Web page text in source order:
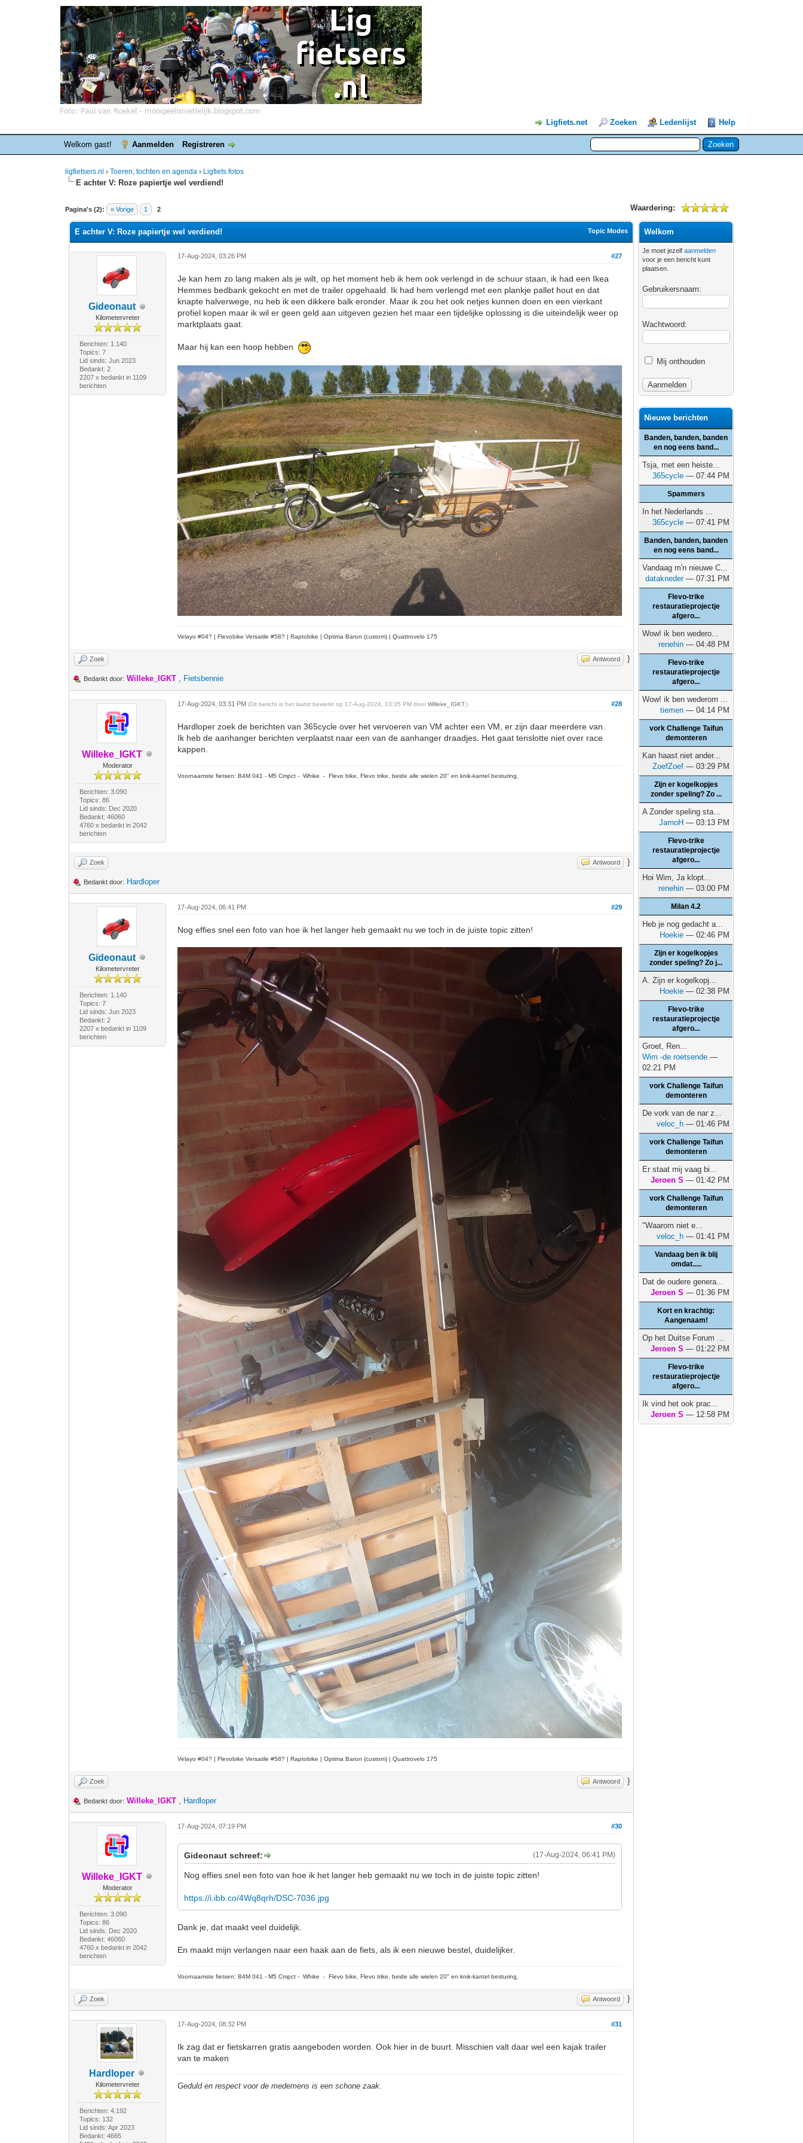
Ligfiets.net Zoeken Ledenlijst Help
Welkom gast! Aanmelden Registreren
ligfietsers.nl ›Toeren, tochten en agenda › Ligfiets fotos
E achter V: Roze papiertje wel verdiend!
Pagina's (2): « Vorige 1 2 Waardering:
1 stemmen - gemiddelde waardering is 5
1
2
3
4
5
Topic Modes
E achter V: Roze papiertje wel verdiend!
Gideonaut
Kilometervreter
Berichten: 1.140
Topics: 7
Lid sinds: Jun 2023
Bedankt: 2
2207 x bedankt in 1109
berichten
#27
17-Aug-2024, 03:26 PM
Je kan hem zo lang maken als je wilt, op het moment heb ik hem ook verlengd in de schuur staan, ik had een Ikea
Hemmes bedbank gekocht en met de trailer opgehaald. Ik had hem verlengd met een plankje pallet hout en dat
knapte halverwege, nu heb ik een dikkere balk eronder. Maar ik zou het ook netjes kunnen doen en een vierkant
profiel kopen maar ik wil er geen geld aan uitgeven gezien het maar een tijdelijke oplossing is die uiteindelijk weer op
marktplaats gaat.
Maar hij kan een hoop hebben
Velayo #04? | Flevobike Versatile #58? | Raptobike | Optima Baron (custom) | Quattrovelo 175
Zoek Antwoord }
Bedankt door: Willeke_IGKT Fietsbennie
Willeke_IGKT
Moderator
Berichten: 3.090
Topics: 86
Lid sinds: Dec 2020
Bedankt: 46060
4760 x bedankt in 2042
berichten
#28
17-Aug-2024, 03:31 PM(Dit bericht is het laatst bewerkt op 17-Aug-2024, 03:35 PM doorWilleke_IGKT.)
Hardloper zoek de berichten van 365cycle over het vervoeren van VM achter een VM, er zijn daar meerdere van.
Ik heb de aanhanger berichten verplaatst naar een van de aanhanger draadjes. Het gaat tenslotte niet over race
kappen.
Voornaamste fietsen: B4M 041 - M5 Cmpct - Whike - Flevo bike, Flevo trike, beide alle wielen 20" en knik-kantel besturing,
Zoek Antwoord }
Bedankt door: Hardloper
Gideonaut
Kilometervreter
Berichten: 1.140
Topics: 7
Lid sinds: Jun 2023
Bedankt: 2
2207 x bedankt in 1109
berichten
#29
17-Aug-2024, 06:41 PM
Nog effies snel een foto van hoe ik het langer heb gemaakt nu we toch in de juiste topic zitten!
Velayo #04? | Flevobike Versatile #58? | Raptobike | Optima Baron (custom) | Quattrovelo 175
Zoek Antwoord }
Bedankt door: Willeke_IGKT Hardloper
Willeke_IGKT
Moderator
Berichten: 3.090
Topics: 86
Lid sinds: Dec 2020
Bedankt: 46060
4760 x bedankt in 2042
berichten
#30
17-Aug-2024, 07:19 PM
(17-Aug-2024, 06:41 PM)
Gideonaut schreef:
Nog effies snel een foto van hoe ik het langer heb gemaakt nu we toch in de juiste topic zitten!
https://i.ibb.co/4Wq8qrh/DSC-7036.jpg
Dank je, dat maakt veel duidelijk.
En maakt mijn verlangen naar een haak aan de fiets, als ik een nieuwe bestel, duidelijker.
Voornaamste fietsen: B4M 041 - M5 Cmpct - Whike - Flevo bike, Flevo trike, beide alle wielen 20" en knik-kantel besturing,
Zoek Antwoord }
Hardloper
Kilometervreter
Berichten: 4.192
Topics: 132
Lid sinds: Apr 2023
Bedankt: 4665
#31
17-Aug-2024, 08:32 PM
Ik zag dat er fietskarren gratis aangeboden worden. Ook hier in de buurt. Misschien valt daar wel een kajak trailer
van te maken
Geduld en respect voor de medemens is een schone zaak.
Welkom
Je moet jezelfaanmelden
voor je een bericht kunt
plaatsen.
Gebruikersnaam:
Wachtwoord:
Mij onthouden
Nieuwe berichten
Banden, banden, banden
en nog eens band...
Tsja, met een heiste...
365cycle — 07:44 PM
Spammers
In het Nederlands ...
365cycle — 07:41 PM
Banden, banden, banden
en nog eens band...
Vandaag m'n nieuwe C...
datakneder— 07:31 PM
Flevo-trike
restauratieprojectje
afgero...
Wow! ik ben wedero...
renehin — 04:48 PM
Flevo-trike
restauratieprojectje
afgero...
Wow! ik ben wederom ...
tiemen — 04:14 PM
vork Challenge Taifun
demonteren
Kan haast niet ander...
ZoefZoef — 03:29 PM
Zijn er kogelkopjes
zonder speling? Zo ...
A Zonder speling sta...
JarnoH — 03:13 PM
Flevo-trike
restauratieprojectje
afgero...
Hoi Wim, Ja klopt...
renehin — 03:00 PM
Milan 4.2
Heb je nog gedacht a...
Hoekie — 02:46 PM
Zijn er kogelkopjes
zonder speling? Zo j...
A. Zijn er kogelkopj...
Hoekie — 02:38 PM
Flevo-trike
restauratieprojectje
afgero...
Groet, Ren...
Wim -de roetsende —
02:21 PM
vork Challenge Taifun
demonteren
De vork van de nar z...
veloc_h — 01:46 PM
vork Challenge Taifun
demonteren
Er staat mij vaag bi...
Jeroen S — 01:42 PM
vork Challenge Taifun
demonteren
"Waarom niet e...
veloc_h — 01:41 PM
Vandaag ben ik blij
omdat.....
Dat de oudere genera...
Jeroen S — 01:36 PM
Kort en krachtig:
Aangenaam!
Op het Duitse Forum ...
Jeroen S — 01:22 PM
Flevo-trike
restauratieprojectje
afgero...
Ik vind het ook prac...
Jeroen S — 12:58 PM